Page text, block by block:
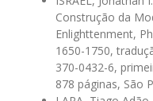
Construção da
Enlighttenment,
1650-1750,
370-0432-6,
878 páginas, São